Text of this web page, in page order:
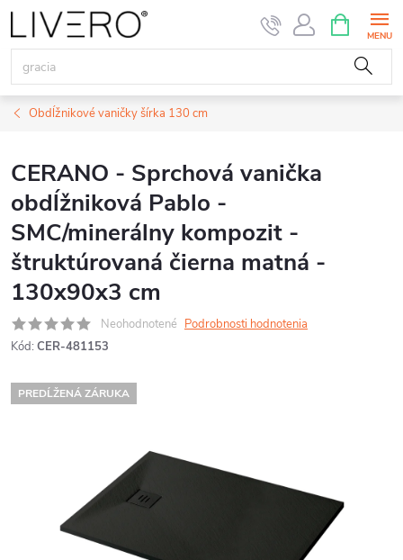
Prejsť
na
obsah
KOŠÍK
Obdĺžnikové vaničky šírka 130 cm
CERANO - Sprchová vanička
obdĺžniková Pablo -
SMC/minerálny kompozit -
štruktúrovaná čierna matná -
130x90x3 cm
Neohodnotené Podrobnosti hodnotenia
Kód: CER-481153
PREDĹŽENÁ ZÁRUKA